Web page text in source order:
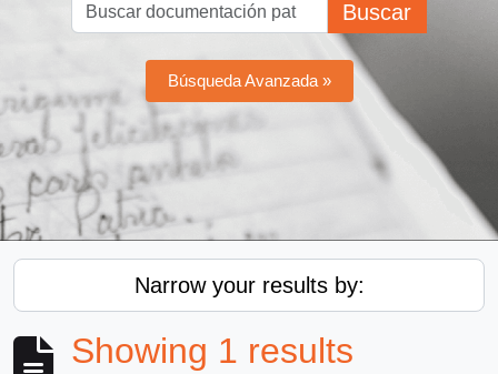
Buscar
Búsqueda Avanzada »
Narrow your results by:
Showing 1 results